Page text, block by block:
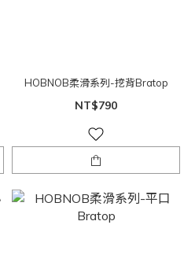
HOBNOB柔滑系列-挖背Bratop
NT$790